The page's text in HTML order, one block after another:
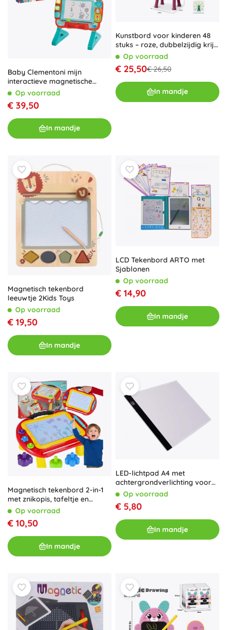
Baby Clementoni mijn
interactieve magnetische
tekentafel 2-in-1
Op voorraad
€ 39,50
In mandje
Kunstbord voor kinderen 48
stuks – roze, dubbelzijdig krijt-
en magnetisch
Op voorraad
€ 25,50€ 26,50
In mandje
Magnetisch tekenbord
leeuwtje 2Kids Toys
Op voorraad
€ 19,50
In mandje
LCD Tekenbord ARTO met
Sjablonen
Op voorraad
€ 14,90
In mandje
Magnetisch tekenbord 2-in-1
met znikopis, tafeltje en
stempels
Op voorraad
€ 10,50
In mandje
LED-lichtpad A4 met
achtergrondverlichting voor
tekenen en overtrekken
Op voorraad
€ 5,80
In mandje